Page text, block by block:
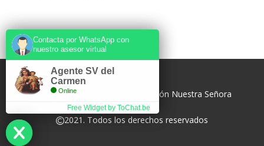
Por PRL COL para salas de velación Nuestra Señora
del Carmen
2021. Todos los derechos reservados
Contacta por WhatsApp con
nuestro asesor virtual
Agente SV del
Carmen
Online
Free Widget by ToChat.be
Contacta por WhatsApp con
nuestro asesor virtual
Agente SV del
Carmen
Online
Free Widget by ToChat.be